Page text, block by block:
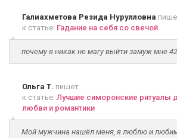
Галиахметова Резида Нурулловна
к статье: Гадание на себя со свечой
почему я никак не магу выйти замуж мне
Ольга Т. пишет
к статье: Лучшие симоронские ритуалы
любви и романтики
Мой мужчина нашёл меня, я люблю и